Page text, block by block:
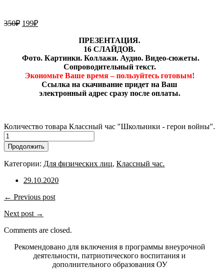
350₽ 199₽
ПРЕЗЕНТАЦИЯ.
16 СЛАЙДОВ.
Фото. Картинки. Коллажи. Аудио. Видео-сюжеты.
Сопроводительный текст.
Экономьте Ваше время – пользуйтесь готовым!
Ссылка на скачивание придет на Ваш
электронный адрес сразу после оплаты.
Количество товара Классный час "Школьники - герои войны".
Продолжить
Категории: Для физических лиц, Классный час.
29.10.2020
← Previous post
Next post →
Comments are closed.
Рекомендовано для включения в программы внеурочной
деятельности, патриотического воспитания и
дополнительного образования ОУ